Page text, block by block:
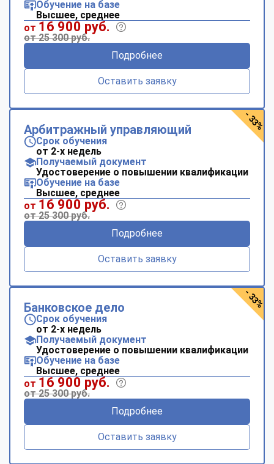
Обучение на базе
Высшее, среднее
от 16 900 руб.
от 25 300 руб.
Подробнее
Оставить заявку
Арбитражный управляющий
Срок обучения
от 2-х недель
Получаемый документ
Удостоверение о повышении квалификации
Обучение на базе
Высшее, среднее
от 16 900 руб.
от 25 300 руб.
Подробнее
Оставить заявку
- 33%
Банковское дело
Срок обучения
от 2-х недель
Получаемый документ
Удостоверение о повышении квалификации
Обучение на базе
Высшее, среднее
от 16 900 руб.
от 25 300 руб.
Подробнее
Оставить заявку
- 33%